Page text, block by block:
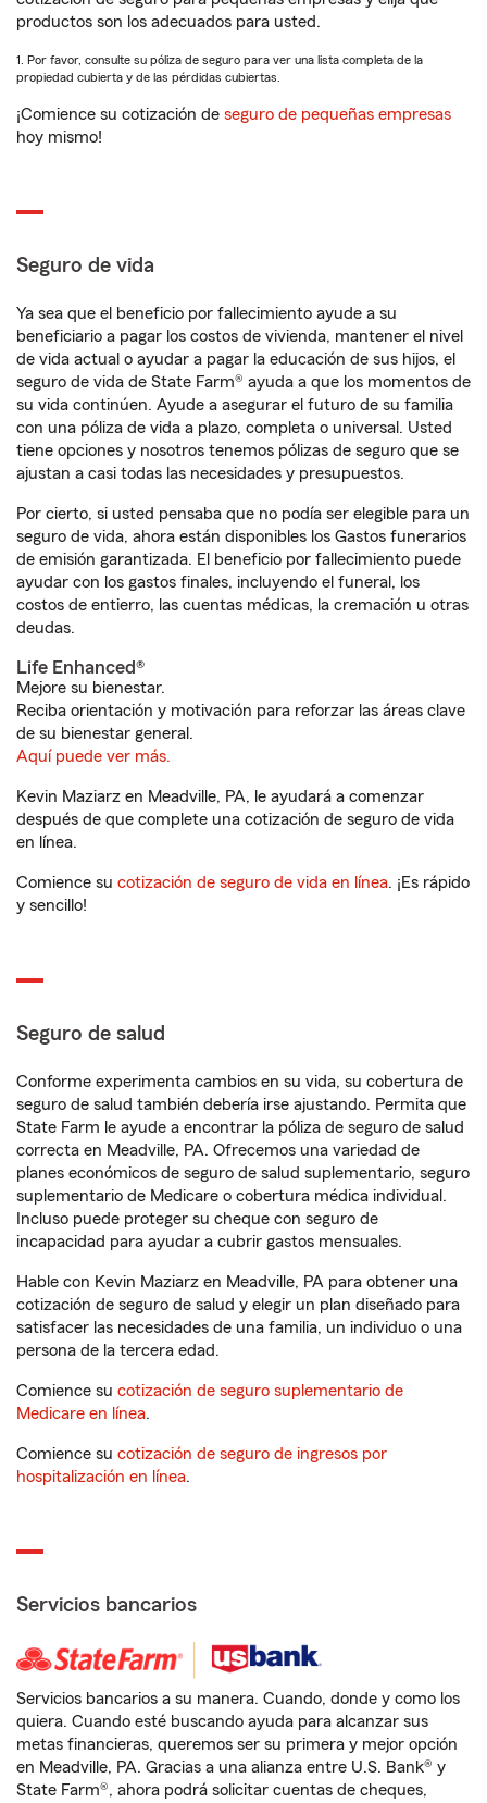
productos son los adecuados para usted.
1. Por favor, consulte su póliza de seguro para ver una lista completa de la
propiedad cubierta y de las pérdidas cubiertas.
¡Comience su cotización de seguro de pequeñas empresas
hoy mismo!
Seguro de vida
Ya sea que el beneficio por fallecimiento ayude a su
beneficiario a pagar los costos de vivienda, mantener el nivel
de vida actual o ayudar a pagar la educación de sus hijos, el
seguro de vida de State Farm® ayuda a que los momentos de
su vida continúen. Ayude a asegurar el futuro de su familia
con una póliza de vida a plazo, completa o universal. Usted
tiene opciones y nosotros tenemos pólizas de seguro que se
ajustan a casi todas las necesidades y presupuestos.
Por cierto, si usted pensaba que no podía ser elegible para un
seguro de vida, ahora están disponibles los Gastos funerarios
de emisión garantizada. El beneficio por fallecimiento puede
ayudar con los gastos finales, incluyendo el funeral, los
costos de entierro, las cuentas médicas, la cremación u otras
deudas.
Life Enhanced®
Mejore su bienestar.
Reciba orientación y motivación para reforzar las áreas clave
de su bienestar general.
Aquí puede ver más.
Kevin Maziarz en Meadville, PA, le ayudará a comenzar
después de que complete una cotización de seguro de vida
en línea.
Comience su cotización de seguro de vida en línea. ¡Es rápido
y sencillo!
Seguro de salud
Conforme experimenta cambios en su vida, su cobertura de
seguro de salud también debería irse ajustando. Permita que
State Farm le ayude a encontrar la póliza de seguro de salud
correcta en Meadville, PA. Ofrecemos una variedad de
planes económicos de seguro de salud suplementario, seguro
suplementario de Medicare o cobertura médica individual.
Incluso puede proteger su cheque con seguro de
incapacidad para ayudar a cubrir gastos mensuales.
Hable con Kevin Maziarz en Meadville, PA para obtener una
cotización de seguro de salud y elegir un plan diseñado para
satisfacer las necesidades de una familia, un individuo o una
persona de la tercera edad.
Comience su cotización de seguro suplementario de
Medicare en línea.
Comience su cotización de seguro de ingresos por
hospitalización en línea.
Servicios bancarios
Servicios bancarios a su manera. Cuando, donde y como los
quiera. Cuando esté buscando ayuda para alcanzar sus
metas financieras, queremos ser su primera y mejor opción
en Meadville, PA. Gracias a una alianza entre U.S. Bank® y
State Farm®, ahora podrá solicitar cuentas de cheques,